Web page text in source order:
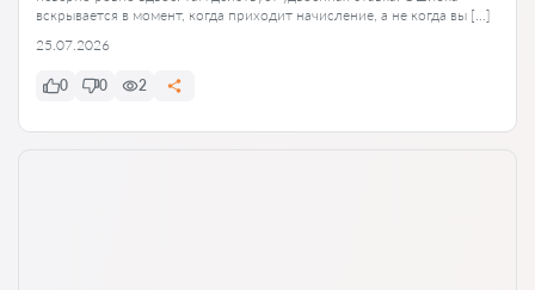
вскрывается в момент, когда приходит начисление, а не когда вы […]
25.07.2026
0 0 2